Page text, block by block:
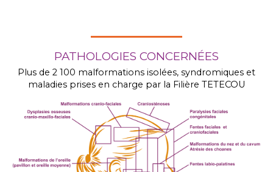
PATHOLOGIES CONCERNÉES
Plus de 2 100 malformations isolées, syndromiques et
maladies prises en charge par la Filière TETECOU